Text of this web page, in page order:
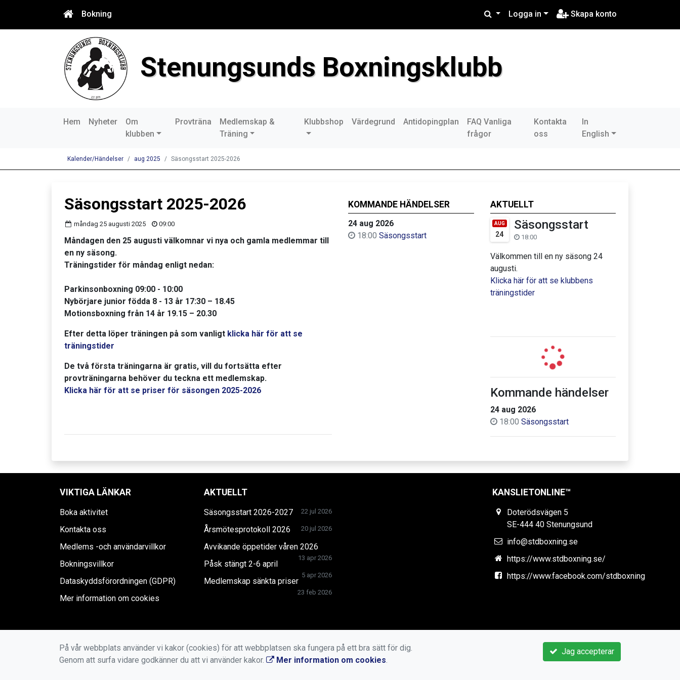
Bokning Logga in Skapa konto
Stenungsunds Boxningsklubb
Hem Nyheter
Om
klubben
Provträna
Medlemskap &
Träning
Klubbshop Värdegrund Antidopingplan
FAQ Vanliga
frågor
Kontakta
oss
In
English
Kalender/Händelser aug 2025 Säsongsstart 2025-2026
KOMMANDE HÄNDELSER
24 aug 2026
18:00 Säsongsstart
Säsongsstart 2025-2026
måndag 25 augusti 2025 09:00
Måndagen den 25 augusti välkomnar vi nya och gamla medlemmar till
en ny säsong.
Träningstider för måndag enligt nedan:
Parkinsonboxning 09:00 - 10:00
Nybörjare junior födda 8 - 13 år 17:30 – 18.45
Motionsboxning från 14 år 19.15 – 20.30
Efter detta löper träningen på som vanligt klicka här för att se
träningstider
De två första träningarna är gratis, vill du fortsätta efter
provträningarna behöver du teckna ett medlemskap.
Klicka här för att se priser för säsongen 2025-2026
AKTUELLT
AUG
24
Säsongsstart
18:00
Välkommen till en ny säsong 24
augusti.
Klicka här för att se klubbens
träningstider
Kommande händelser
24 aug 2026
18:00 Säsongsstart
VIKTIGA LÄNKAR
Boka aktivitet
Kontakta oss
Medlems -och användarvillkor
Bokningsvillkor
Dataskyddsförordningen (GDPR)
Mer information om cookies
AKTUELLT
Säsongsstart 2026-2027 22 jul 2026
Årsmötesprotokoll 2026 20 jul 2026
Avvikande öppetider våren 2026
13 apr 2026
Påsk stängt 2-6 april
5 apr 2026
Medlemskap sänkta priser
23 feb 2026
KANSLIETONLINE™
Doterödsvägen 5
SE-444 40 Stenungsund
info@stdboxning.se
https://www.stdboxning.se/
https://www.facebook.com/stdboxning
Jag accepterar
På vår webbplats använder vi kakor (cookies) för att webbplatsen ska fungera på ett bra sätt för dig.
Genom att surfa vidare godkänner du att vi använder kakor.
Mer information om cookies.